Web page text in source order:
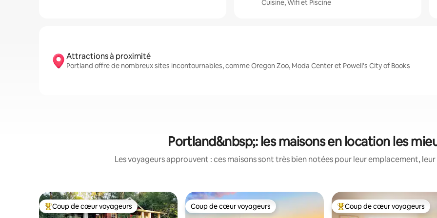
Cuisine, Wifi et Piscine
Attractions à proximité
Portland offre de nombreux sites incontournables, comme Oregon Zoo, Moda Center et Powell's City of Books
Portland&nbsp;: les maisons en location les
Les voyageurs approuvent : ces maisons sont très bien notées pour leur emplacement,
Coups de cœur voyageurs les plus appréciés
Coup de cœur voyageurs Coup de cœur voyageurs
Coup de cœur voyageurs Coups de cœur voyageurs les
Coup de cœur voyageurs